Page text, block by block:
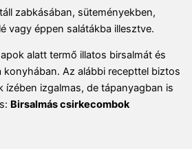
zabkásában, süteményekben,
vagy éppen salátákba illesztve.
alatt termő illatos birsalmát és
konyhában. Az alábbi recepttel biztos
ízében izgalmas, de tápanyagban is
Birsalmás csirkecombok